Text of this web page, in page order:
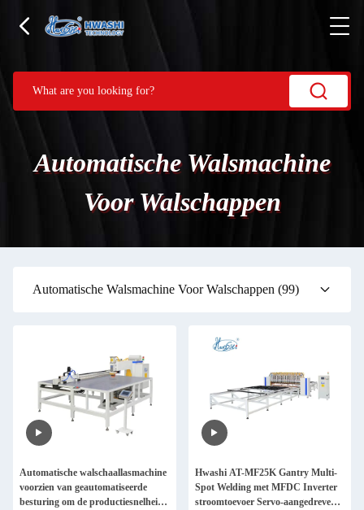
Automatische Walsmachine
Voor Walschappen
Automatische Walsmachine Voor Walschappen (99)
Automatische walschaallasmachine
voorzien van geautomatiseerde
besturing om de productiesnelheid
Hwashi AT-MF25K Gantry Multi-
Spot Welding met MFDC Inverter
stroomtoevoer Servo-aangedreven